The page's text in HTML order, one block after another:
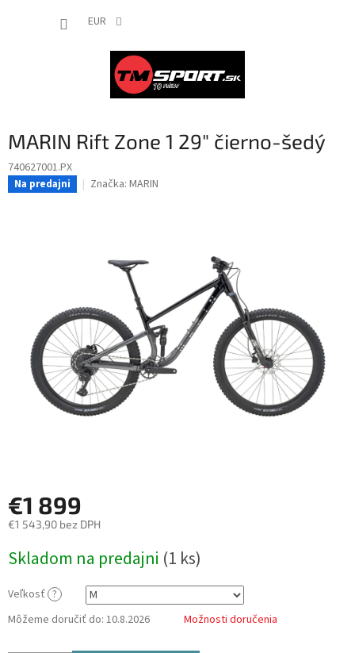
EUR
MARIN Rift Zone 1 29" čierno-šedý
740627001.PX
Na predajni Značka: MARIN
€1 899
€1 543,90 bez DPH
cena:
Skladom na predajni (1 ks)
Veľkosť ?
Môžeme doručiť do: 10.8.2026 Možnosti doručenia